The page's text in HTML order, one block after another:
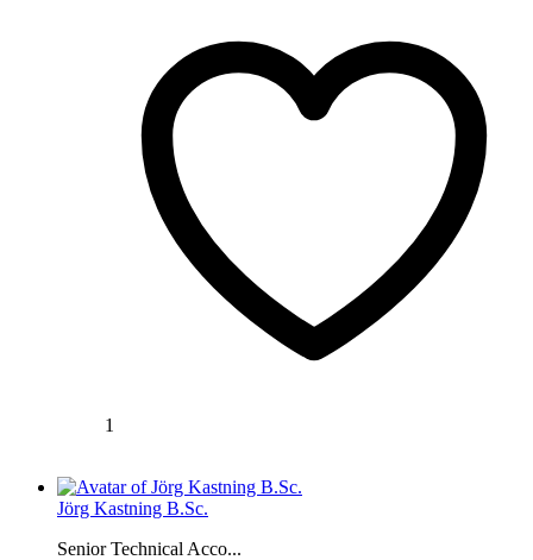
1
Jörg Kastning B.Sc.
Senior Technical Acco...